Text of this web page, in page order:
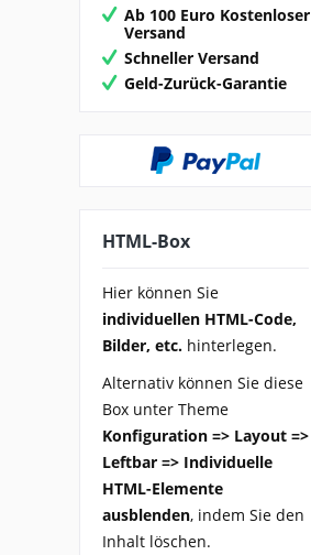
Ab 100 Euro Kostenloser
Versand
Schneller Versand
Geld-Zurück-Garantie
HTML-Box
Hier können Sie
individuellen HTML-Code,
Bilder, etc. hinterlegen.
Alternativ können Sie diese
Box unter Theme
Konfiguration => Layout =>
Leftbar => Individuelle
HTML-Elemente
ausblenden, indem Sie den
Inhalt löschen.